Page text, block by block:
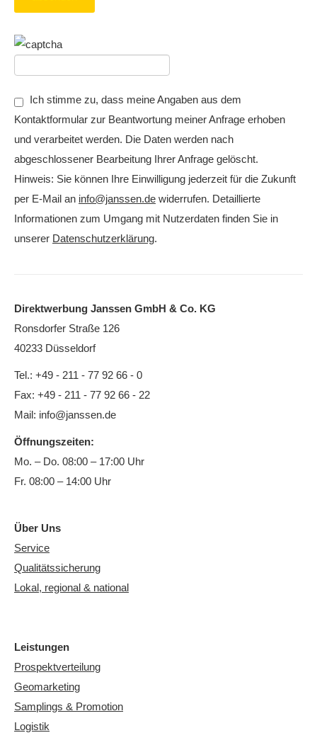
Ich stimme zu, dass meine Angaben aus dem
Kontaktformular zur Beantwortung meiner Anfrage erhoben
und verarbeitet werden. Die Daten werden nach
abgeschlossener Bearbeitung Ihrer Anfrage gelöscht.
Hinweis: Sie können Ihre Einwilligung jederzeit für die Zukunft
per E-Mail an info@janssen.de widerrufen. Detaillierte
Informationen zum Umgang mit Nutzerdaten finden Sie in
unserer Datenschutzerklärung.
Direktwerbung Janssen GmbH & Co. KG
Ronsdorfer Straße 126
40233 Düsseldorf
Tel.: +49 - 211 - 77 92 66 - 0
Fax: +49 - 211 - 77 92 66 - 22
Mail: info@janssen.de
Öffnungszeiten:
Mo. – Do. 08:00 – 17:00 Uhr
Fr. 08:00 – 14:00 Uhr
Über Uns
Service
Qualitätssicherung
Lokal, regional & national
Leistungen
Prospektverteilung
Geomarketing
Samplings & Promotion
Logistik